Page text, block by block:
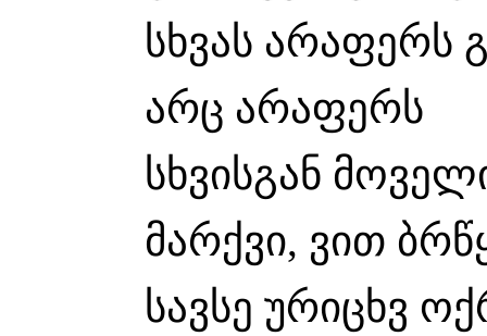
სხვას არაფერს
არც არაფერს
სხვისგან
მარქვი, ვით
სავსე ურიცხვ